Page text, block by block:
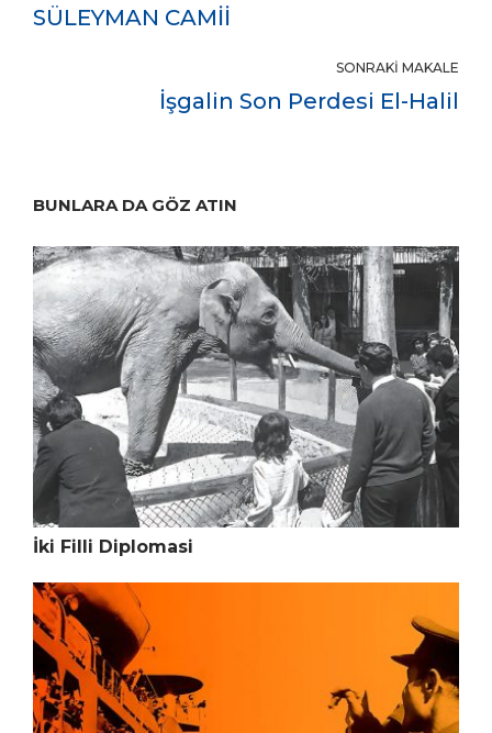
SÜLEYMAN CAMİİ
SONRAKI MAKALE
İşgalin Son Perdesi El-Halil
BUNLARA DA GÖZ ATIN
İki Filli Diplomasi